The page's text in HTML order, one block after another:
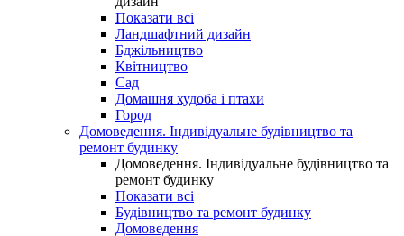
Показати всі
Ландшафтний дизайн
Бджільництво
Квітництво
Сад
Домашня худоба і птахи
Город
Домоведення. Індивідуальне будівництво та
ремонт будинку
Домоведення. Індивідуальне будівництво та
ремонт будинку
Показати всі
Будівництво та ремонт будинку
Домоведення